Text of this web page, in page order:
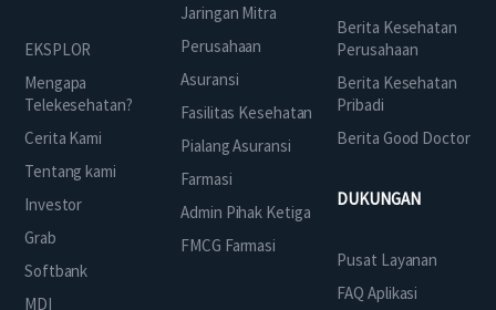
EKSPLOR
Mengapa
Telekesehatan?
Cerita Kami
Tentang kami
Investor
Grab
Softbank
MDI
Jaringan Mitra
Perusahaan
Asuransi
Fasilitas Kesehatan
Pialang Asuransi
Farmasi
Admin Pihak Ketiga
FMCG Farmasi
Berita Kesehatan
Perusahaan
Berita Kesehatan
Pribadi
Berita Good Doctor
DUKUNGAN
Pusat Layanan
FAQ Aplikasi